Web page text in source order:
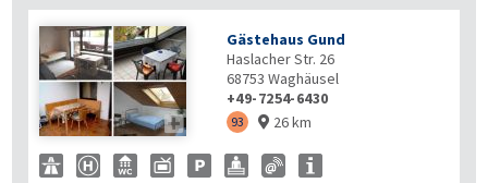

Gästehaus Gund
Haslacher Str. 26
68753 Waghäusel
+49-7254-6430
93  26 km